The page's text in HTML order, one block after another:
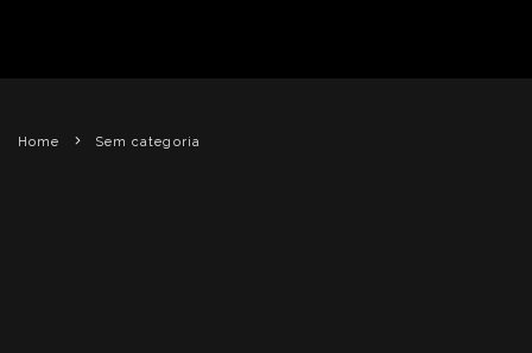
Home Sem categoria